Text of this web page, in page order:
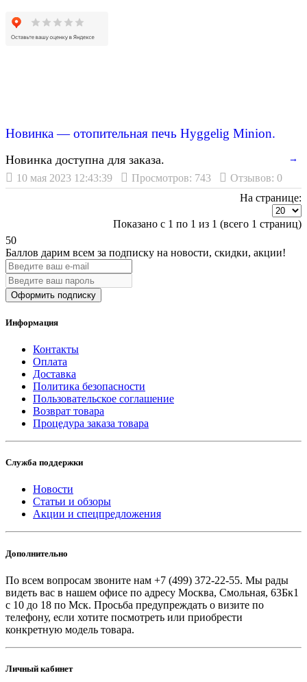
Новинка — отопительная печь Hyggelig Minion.
Новинка доступна для заказа. →
10 мая 2023 12:43:39 Просмотров: 743
Отзывов: 0
На странице:
Показано с 1 по 1 из 1 (всего 1 страниц)
50
Баллов дарим всем за подписку на новости, скидки, акции!
Оформить подписку
Информация
Контакты
Оплата
Доставка
Политика безопасности
Пользовательское соглашение
Возврат товара
Процедура заказа товара
Служба поддержки
Новости
Статьи и обзоры
Акции и спецпредложения
Дополнительно
По всем вопросам звоните нам +7 (499) 372-22-55. Мы рады
видеть вас в нашем офисе по адресу Москва, Смольная, 63Бк1
с 10 до 18 по Мск. Просьба предупреждать о визите по
телефону, если хотите посмотреть или приобрести
конкретную модель товара.
Личный кабинет